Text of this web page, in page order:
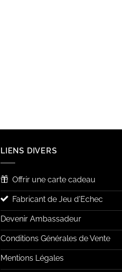
LIENS DIVERS
Offrir une carte cadeau
Fabricant de Jeu d'Echec
Devenir Ambassadeur
Conditions Générales de Vente
Mentions Légales